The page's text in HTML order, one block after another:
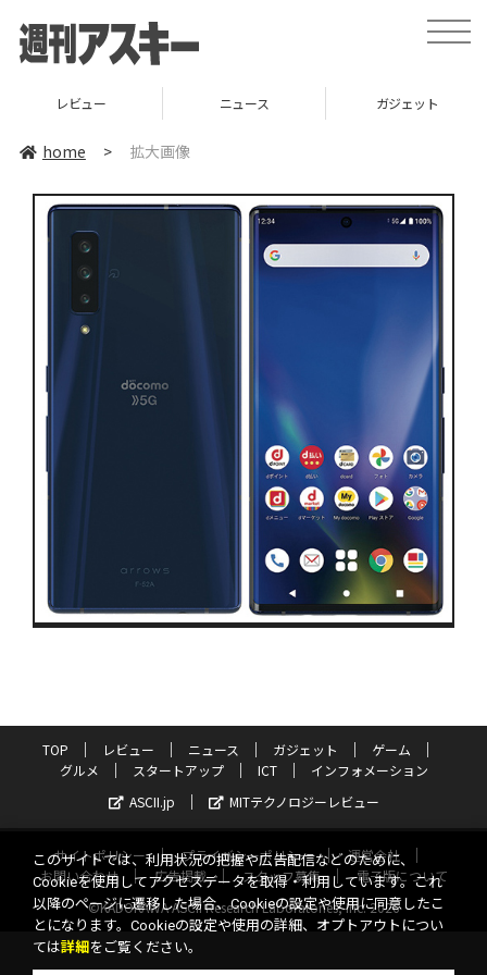
toggle
レビュー ニュース ガジェット
home > 拡大画像
TOP レビュー ニュース ガジェット
ゲーム
グルメ
スタートアップ ICT
インフォメーション
ASCII.jp
MITテクノロジーレビュー
サイトポリシー プライバシーポリシー
運営会社
お問い合わせ
広告掲載 スタッフ募集
電子版について
©KADOKAWA ASCII Research Laboratories, Inc. 2026
このサイトでは、利用状況の把握や広告配信などのために、
Cookieを使用してアクセスデータを取得・利用しています。これ
以降のページに遷移した場合、Cookieの設定や使用に同意したこ
とになります。Cookieの設定や使用の詳細、オプトアウトについ
ては詳細 をご覧ください。